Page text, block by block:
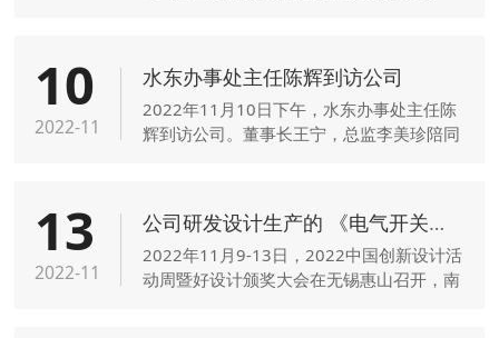
10
2022-11
水东办事处主任陈辉到访公司
2022年11月10日下午，水东办事处主任陈
辉到访公司。董事长王宁，总监李美珍陪同
13
2022-11
公司研发设计生产的 《电气开关柜框架机器人自动压装生产线》获得创意奖
2022年11月9-13日，2022中国创新设计活
动周暨好设计颁奖大会在无锡惠山召开，南